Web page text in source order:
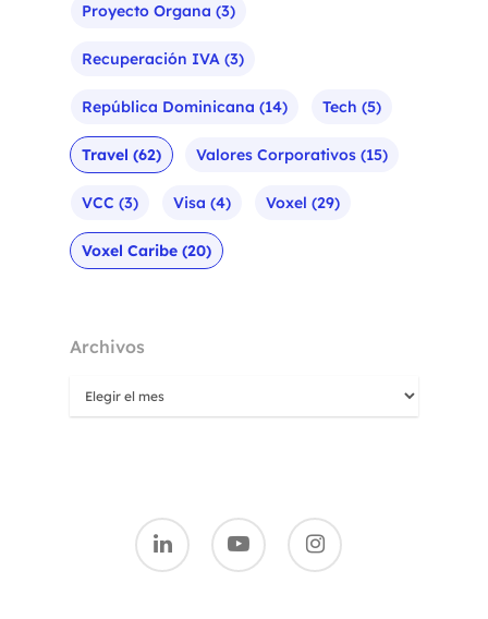
Proyecto Organa (3)
Recuperación IVA (3)
República Dominicana (14) Tech (5)
Travel (62) Valores Corporativos (15)
VCC (3) Visa (4) Voxel (29)
Voxel Caribe (20)
Archivos